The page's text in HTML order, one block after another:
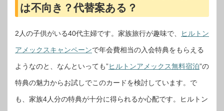
は不向き？代替案ある？
2人の子供がいる40代主婦です。家族旅行が趣味で、 ヒルトン
アメックスキャンペーンで年会費相当の入会特典をもらえる
ようなのと、なんといっても”ヒルトンアメックス無料宿泊”の
特典の魅力からお試しでこのカードを検討しています。で
も、家族4人分の特典が十分に得られるか心配です。ヒルトン